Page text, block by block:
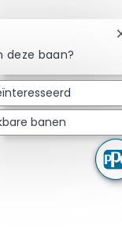
deze baan?
banen